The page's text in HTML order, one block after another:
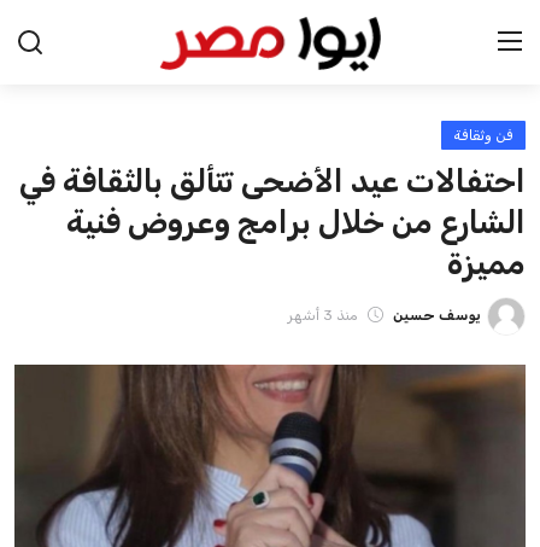
الرئيسية
اخبار مصر
عرب وعالم
اقتصاد
اخبار الرياضة
فن وثقافة
احتفالات عيد الأضحى تتألق بالثقافة في
الشارع من خلال برامج وعروض فنية
مميزة
يوسف حسين منذ 3 أشهر